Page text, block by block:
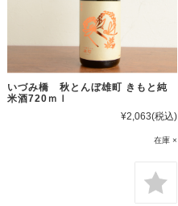
いづみ橋 秋とんぼ雄町 きもと純
米酒720ｍｌ
¥2,063(税込)
在庫 ×